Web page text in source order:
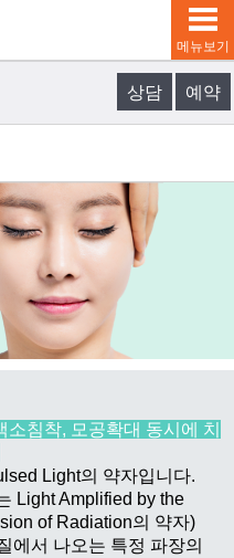
메뉴보기
상담 예약
소침착, 모공확대 동시에 치
Light의 약자입니다.
Light Amplified by the
of Radiation의 약자)
에서 나오는 특정 파장의